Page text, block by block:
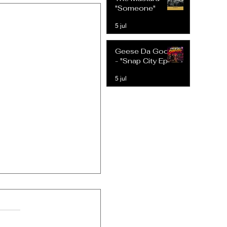
Expectativas
Modernas
"Someone"
5 jul
Geese Da Goon
- "Snap City Ep"
5 jul